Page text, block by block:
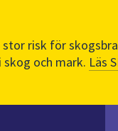
risk för
och mark. Läs